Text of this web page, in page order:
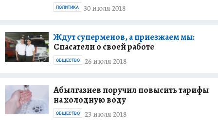
30 июля 2018
ПОЛИТИКА
Ждут суперменов, а приезжаем мы:
Спасатели о своей работе
26 июля 2018
ОБЩЕСТВО
Абылгазиев поручил повысить тарифы
на холодную воду
23 июля 2018
ОБЩЕСТВО